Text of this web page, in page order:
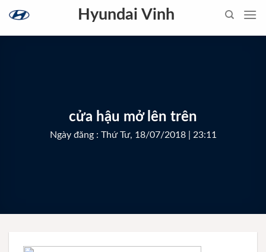
content
Hyundai Vinh
cửa hậu mở lên trên
Ngày đăng : Thứ Tư, 18/07/2018 | 23:11